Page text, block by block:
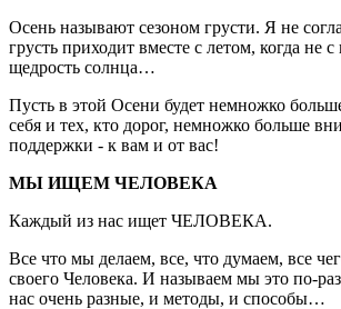
Осень называют сезоном грусти. Я не
грусть приходит вместе с летом, когда не с
щедрость солнца…
Пусть в этой Осени будет немножко
себя и тех, кто дорог, немножко больше
поддержки - к вам и от вас!
МЫ ИЩЕМ ЧЕЛОВЕКА
Каждый из нас ищет ЧЕЛОВЕКА.
Все что мы делаем, все, что думаем, все
своего Человека. И называем мы это по-
нас очень разные, и методы, и способы…